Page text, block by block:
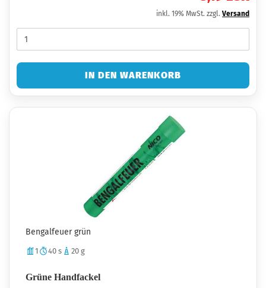
inkl. 19% MwSt. zzgl. Versand
IN DEN WARENKORB
Bengalfeuer grün
1 40 s 20 g
Grüne Handfackel